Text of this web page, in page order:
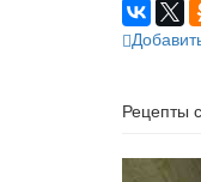
Рецепты